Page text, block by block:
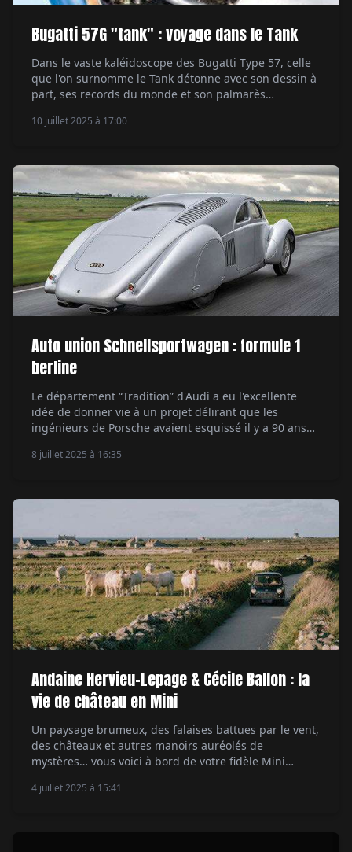
Bugatti 57G "tank" : voyage dans le Tank
Dans le vaste kaléidoscope des Bugatti Type 57, celle
que l'on surnomme le Tank détonne avec son dessin à
part, ses records du monde et son palmarès
du Mans. Par Étienne Raynaud.
10 juillet 2025 à 17:00
Auto union Schnellsportwagen : formule 1
berline
Le département “Tradition” d'Audi a eu l'excellente
idée de donner vie à un projet délirant que les
ingénieurs de Porsche avaient esquissé il y a 90 ans…
voulaient tout simplement mettre sur la route la
8 juillet 2025 à 16:35
Andaine Hervieu-Lepage & Cécile Ballon : la
vie de château en Mini
Un paysage brumeux, des falaises battues par le vent,
des châteaux et autres manoirs auréolés de
mystères… vous voici à bord de votre fidèle Mini
moins que vous ne veniez seulement de refermer
4 juillet 2025 à 15:41